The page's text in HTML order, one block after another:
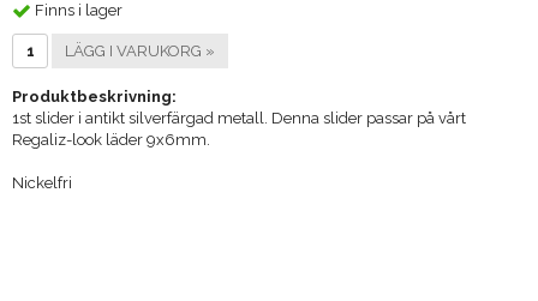
Finns i lager
LÄGG I VARUKORG »
Produktbeskrivning:
1st slider i antikt silverfärgad metall. Denna slider passar på vårt
Regaliz-look läder 9x6mm.
Nickelfri